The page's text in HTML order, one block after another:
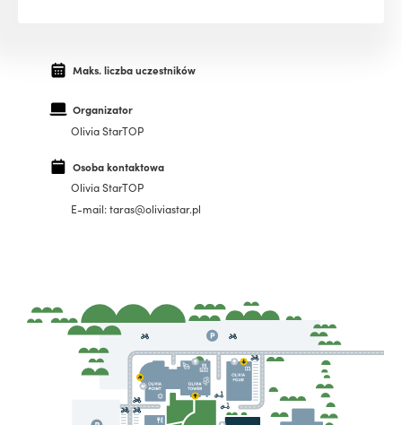
Maks. liczba uczestników
Organizator
Olivia StarTOP
Osoba kontaktowa
Olivia StarTOP
E-mail: taras@oliviastar.pl